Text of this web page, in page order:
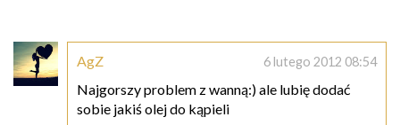
AgZ 6 lutego 2012 08:54
Najgorszy problem z wanną:) ale lubię dodać
sobie jakiś olej do kąpieli